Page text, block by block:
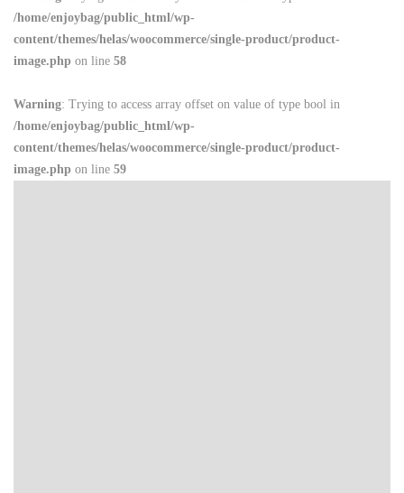
/home/enjoybag/public_html/wp-
content/themes/helas/woocommerce/single-product/product-
image.php on line 58
Warning: Trying to access array offset on value of type bool in
/home/enjoybag/public_html/wp-
content/themes/helas/woocommerce/single-product/product-
image.php on line 59